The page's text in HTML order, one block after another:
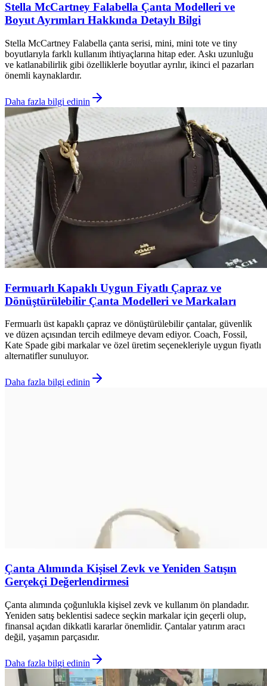
Stella McCartney Falabella Çanta Modelleri ve
Boyut Ayrımları Hakkında Detaylı Bilgi
Stella McCartney Falabella çanta serisi, mini, mini tote ve tiny
boyutlarıyla farklı kullanım ihtiyaçlarına hitap eder. Askı uzunluğu
ve katlanabilirlik gibi özelliklerle boyutlar ayrılır, ikinci el pazarları
önemli kaynaklardır.
Daha fazla bilgi edinin
Fermuarlı Kapaklı Uygun Fiyatlı Çapraz ve
Dönüştürülebilir Çanta Modelleri ve Markaları
Fermuarlı üst kapaklı çapraz ve dönüştürülebilir çantalar, güvenlik
ve düzen açısından tercih edilmeye devam ediyor. Coach, Fossil,
Kate Spade gibi markalar ve özel üretim seçenekleriyle uygun fiyatlı
alternatifler sunuluyor.
Daha fazla bilgi edinin
Çanta Alımında Kişisel Zevk ve Yeniden Satışın
Gerçekçi Değerlendirmesi
Çanta alımında çoğunlukla kişisel zevk ve kullanım ön plandadır.
Yeniden satış beklentisi sadece seçkin markalar için geçerli olup,
finansal açıdan dikkatli kararlar önemlidir. Çantalar yatırım aracı
değil, yaşamın parçasıdır.
Daha fazla bilgi edinin